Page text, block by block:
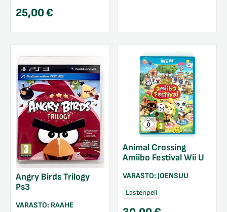
25,00€
Angry Birds Trilogy
Ps3
VARASTO: RAAHE
Animal Crossing
Amiibo Festival Wii U
VARASTO: JOENSUU
Lastenpeli